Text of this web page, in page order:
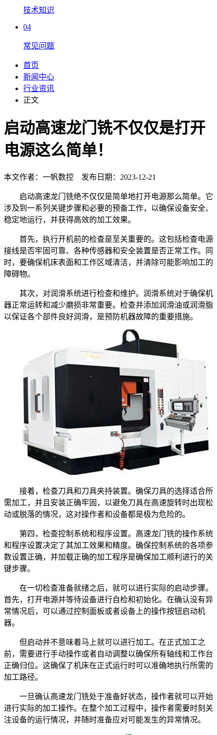
技术知识
04
常见问题
首页
新闻中心
行业资讯
正文
启动高速龙门铣不仅仅是打开
电源这么简单！
本文作者：一帆数控 发布日期：2023-12-21
启动高速龙门铣绝不仅仅是简单地打开电源那么简单。它
涉及到一系列关键步骤和必要的预备工作，以确保设备安全、
稳定地运行，并获得高效的加工效果。
首先，执行开机前的检查是至关重要的。这包括检查电源
接线是否牢固可靠、各种传感器和安全装置是否正常工作。同
时，要确保机床表面和工作区域清洁，并清除可能影响加工的
障碍物。
其次，对润滑系统进行检查和维护。润滑系统对于确保机
器正常运转和减少磨损非常重要。检查并添加润滑油或润滑脂
以保证各个部件良好润滑，是预防机器故障的重要措施。
接着，检查刀具和刀具夹持装置。确保刀具的选择适合所
需加工，并且安装正确牢固，以避免刀具在高速旋转时出现松
动或脱落的情况，这对操作者和设备都是极为危险的。
第四，检查控制系统和程序设置。高速龙门铣的操作系统
和程序设置决定了其加工效果和精度。确保控制系统的各项参
数设置正确，并加载正确的加工程序是确保加工顺利进行的关
键步骤。
在一切检查准备就绪之后，就可以进行实际的启动步骤。
首先，打开电源并等待设备进行自检和初始化。在确认没有异
常情况后，可以通过控制面板或者设备上的操作按钮启动机
器。
但启动并不意味着马上就可以进行加工。在正式加工之
前，需要进行手动操作或者自动调整以确保所有轴线和工作台
正确归位。这确保了机床在正式运行时可以准确地执行所需的
加工路径。
一旦确认高速龙门铣处于准备好状态，操作者就可以开始
进行实际的加工操作。在整个加工过程中，操作者需要时刻关
注设备的运行情况，并随时准备应对可能发生的异常情况。